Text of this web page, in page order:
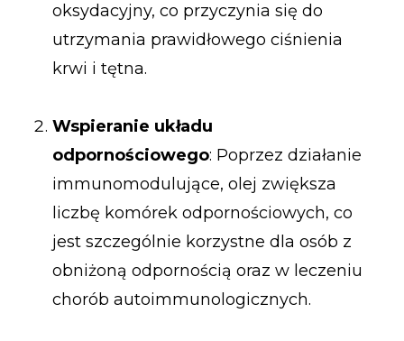
oksydacyjny, co przyczynia się do
utrzymania prawidłowego ciśnienia
krwi i tętna.
Wspieranie układu
odpornościowego: Poprzez działanie
immunomodulujące, olej zwiększa
liczbę komórek odpornościowych, co
jest szczególnie korzystne dla osób z
obniżoną odpornością oraz w leczeniu
chorób autoimmunologicznych.